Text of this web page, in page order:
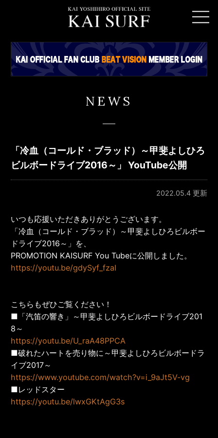
NEWS
「冷血（コールド・ブラッド）～甲斐よしひろ
ビルボードライブ2016～」 YouTube公開
2022.05.4 更新
いつも応援いただきありがとうございます。
「冷血（コールド・ブラッド）～甲斐よしひろビルボー
ドライブ2016～」を、
PROMOTION KAISURF You Tubeに公開しました。
https://youtu.be/gdySyf_fzaI
こちらもぜひご覧ください！
■「汽笛の響き」～甲斐よしひろビルボードライブ201
8～
https://youtu.be/U_raA48PPCA
■破れたハートを売り物に～甲斐よしひろビルボードラ
イブ2017～
https://www.youtube.com/watch?v=i_9aJt5V-vg
■レッドスター
https://youtu.be/lwxGKtAgG3s